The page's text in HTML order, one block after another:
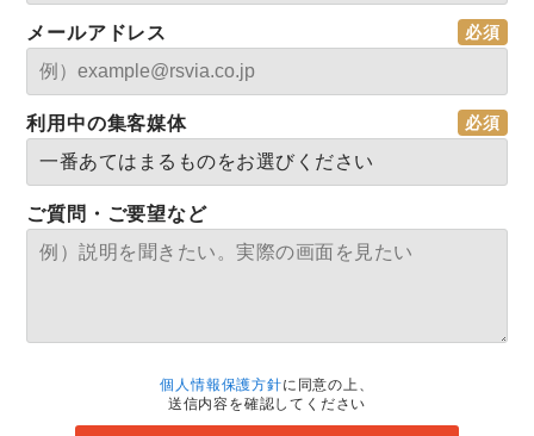
メールアドレス
利用中の集客媒体
ご質問・ご要望など
個人情報保護方針に同意の上、
送信内容を確認してください